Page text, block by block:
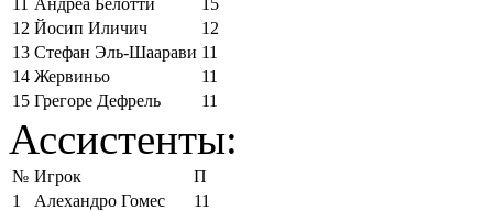
12 Йосип Иличич
12
13 Стефан Эль-Шаарави 11
14 Жервиньо
11
15 Грегоре Дефрель 11
Ассистенты:
№ Игрок
П
1
Алехандро Гомес
11